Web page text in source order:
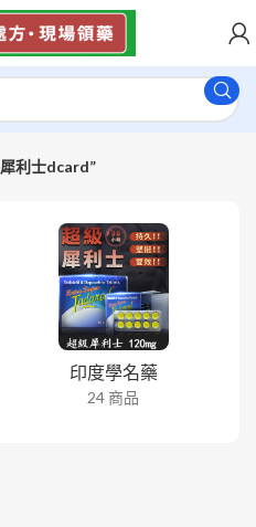
利士dcard”
印度學名藥
24 商品